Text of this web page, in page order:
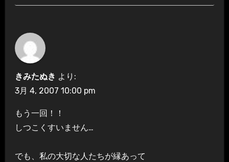
きみたぬき より:
3月 4, 2007 10:00 pm
もう一回！！
しつこくすいません…
でも、私の大切な人たちが縁あって